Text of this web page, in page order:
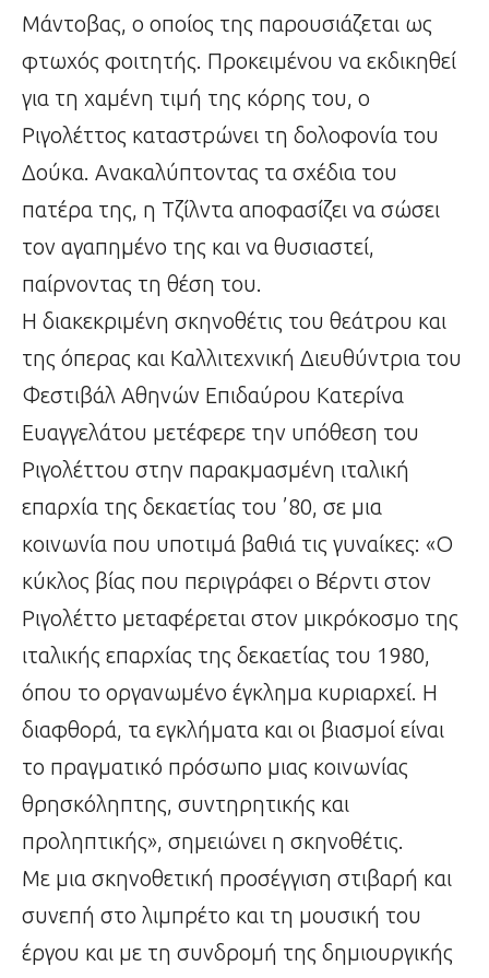
Μάντοβας, ο οποίος της παρουσιάζεται ως
φτωχός φοιτητής. Προκειμένου να εκδικηθεί
για τη χαμένη τιμή της κόρης του, ο
Ριγολέττος καταστρώνει τη δολοφονία του
Δούκα. Ανακαλύπτοντας τα σχέδια του
πατέρα της, η Τζίλντα αποφασίζει να σώσει
τον αγαπημένο της και να θυσιαστεί,
παίρνοντας τη θέση του.
Η διακεκριμένη σκηνοθέτις του θεάτρου και
της όπερας και Καλλιτεχνική Διευθύντρια του
Φεστιβάλ Αθηνών Επιδαύρου Κατερίνα
Ευαγγελάτου μετέφερε την υπόθεση του
Ριγολέττου στην παρακμασμένη ιταλική
επαρχία της δεκαετίας του ’80, σε μια
κοινωνία που υποτιμά βαθιά τις γυναίκες: «Ο
κύκλος βίας που περιγράφει ο Βέρντι στον
Ριγολέττο μεταφέρεται στον μικρόκοσμο της
ιταλικής επαρχίας της δεκαετίας του 1980,
όπου το οργανωμένο έγκλημα κυριαρχεί. Η
διαφθορά, τα εγκλήματα και οι βιασμοί είναι
το πραγματικό πρόσωπο μιας κοινωνίας
θρησκόληπτης, συντηρητικής και
προληπτικής», σημειώνει η σκηνοθέτις.
Με μια σκηνοθετική προσέγγιση στιβαρή και
συνεπή στο λιμπρέτο και τη μουσική του
έργου και με τη συνδρομή της δημιουργικής